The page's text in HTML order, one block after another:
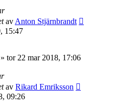
av Anton Stjärnbrandt
15:47
» tor 22 mar 2018, 17:06
av Rikard Emriksson
09:26